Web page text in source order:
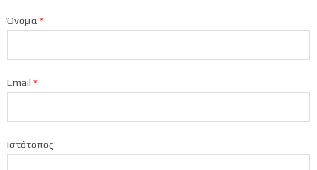
Όνομα *
Email *
Ιστότοπος